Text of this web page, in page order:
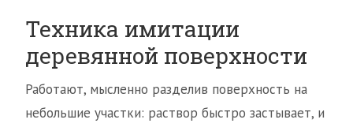
Техника имитации
деревянной поверхности
Работают, мысленно разделив поверхность на
небольшие участки: раствор быстро застывает, и